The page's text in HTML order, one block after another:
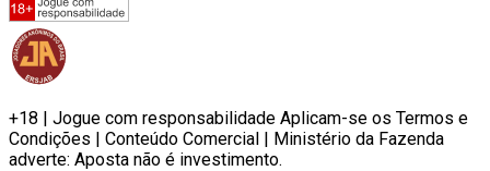
+18 | Jogue com responsabilidade Aplicam-se os Termos e
Condições | Conteúdo Comercial | Ministério da Fazenda
adverte: Aposta não é investimento.